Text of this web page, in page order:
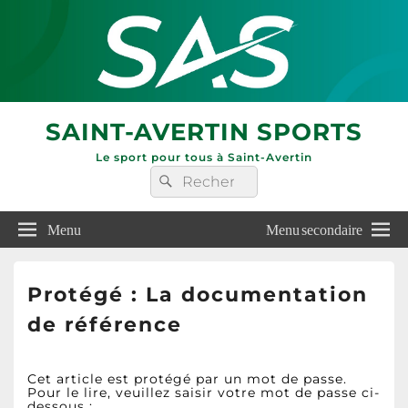
SAINT-AVERTIN SPORTS
Le sport pour tous à Saint-Avertin
Recherche :
Rechercher
Menu Menu secondaire
Protégé : La documentation
de référence
Cet article est protégé par un mot de passe.
Pour le lire, veuillez saisir votre mot de passe ci-